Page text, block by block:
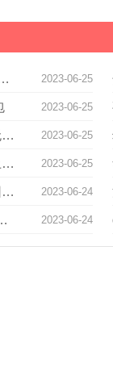
2023-06-25
识”是两岸沟通关键_今日快讯
2023-06-25
2023-06-25
天天报道:女警一r秒人天赋出装_LOL无限乱斗2022炼金最强出装和天赋推荐
2023-06-25
白俄罗斯称普里戈任同意停止在俄领土行动 当前资讯
2023-06-24
环球热推荐：银川烧烤店爆炸事故原因公布
2023-06-24
山景点|环球观天下